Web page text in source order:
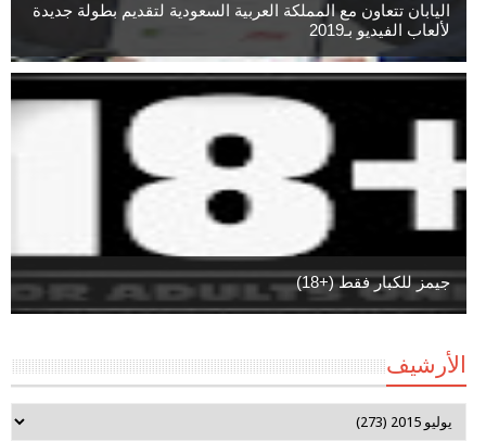
اليابان تتعاون مع المملكة العربية السعودية لتقديم بطولة جديدة
لألعاب الفيديو بـ2019
جيمز للكبار فقط (+18)
الأرشيف